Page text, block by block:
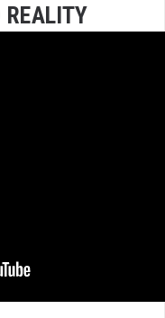
REALITY